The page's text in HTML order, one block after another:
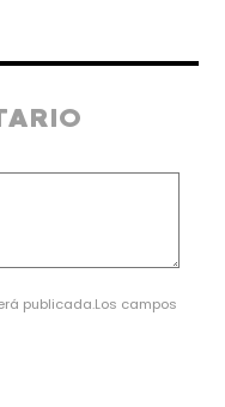
publicada.Los campos